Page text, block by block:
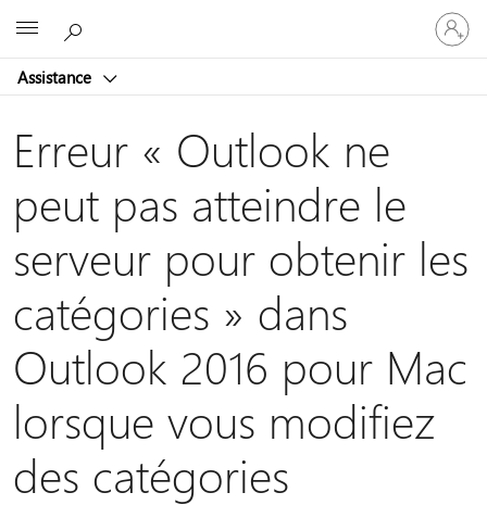
Assistance
vous
à
compte
Erreur « Outlook ne
peut pas atteindre le
serveur pour obtenir les
catégories » dans
Outlook 2016 pour Mac
lorsque vous modifiez
des catégories